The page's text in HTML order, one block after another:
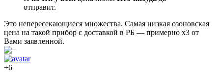
отправит.
Это непересекающиеся множества. Самая низкая озоновская
цена на такой прибор с доставкой в РБ — примерно х3 от
Вами заявленной.
+6